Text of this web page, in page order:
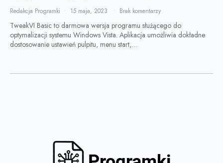
Redakcja Programki 15 maja, 2023 Brak komentarzy
TweakVI Basic to darmowa wersja programu służącego do
optymalizacji systemu Windows Vista. Aplikacja umożliwia dokładne
dostosowanie ustawień pulpitu, menu start,…